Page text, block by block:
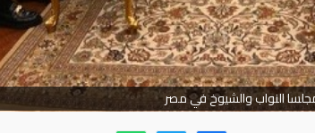
النواب والشيوخ في مصر